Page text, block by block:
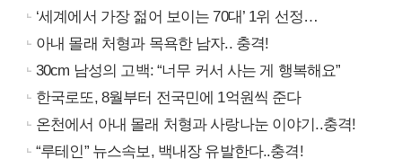
‘세계에서 가장 젊어 보이는 70대’ 1위 선정…
아내 몰래 처형과 목욕한 남자.. 충격!
30cm 남성의 고백: “너무 커서 사는 게 행복해요”
한국로또, 8월부터 전국민에 1억원씩 준다
온천에서 아내 몰래 처형과 사랑나눈 이야기..충격!
“루테인” 뉴스속보, 백내장 유발한다..충격!